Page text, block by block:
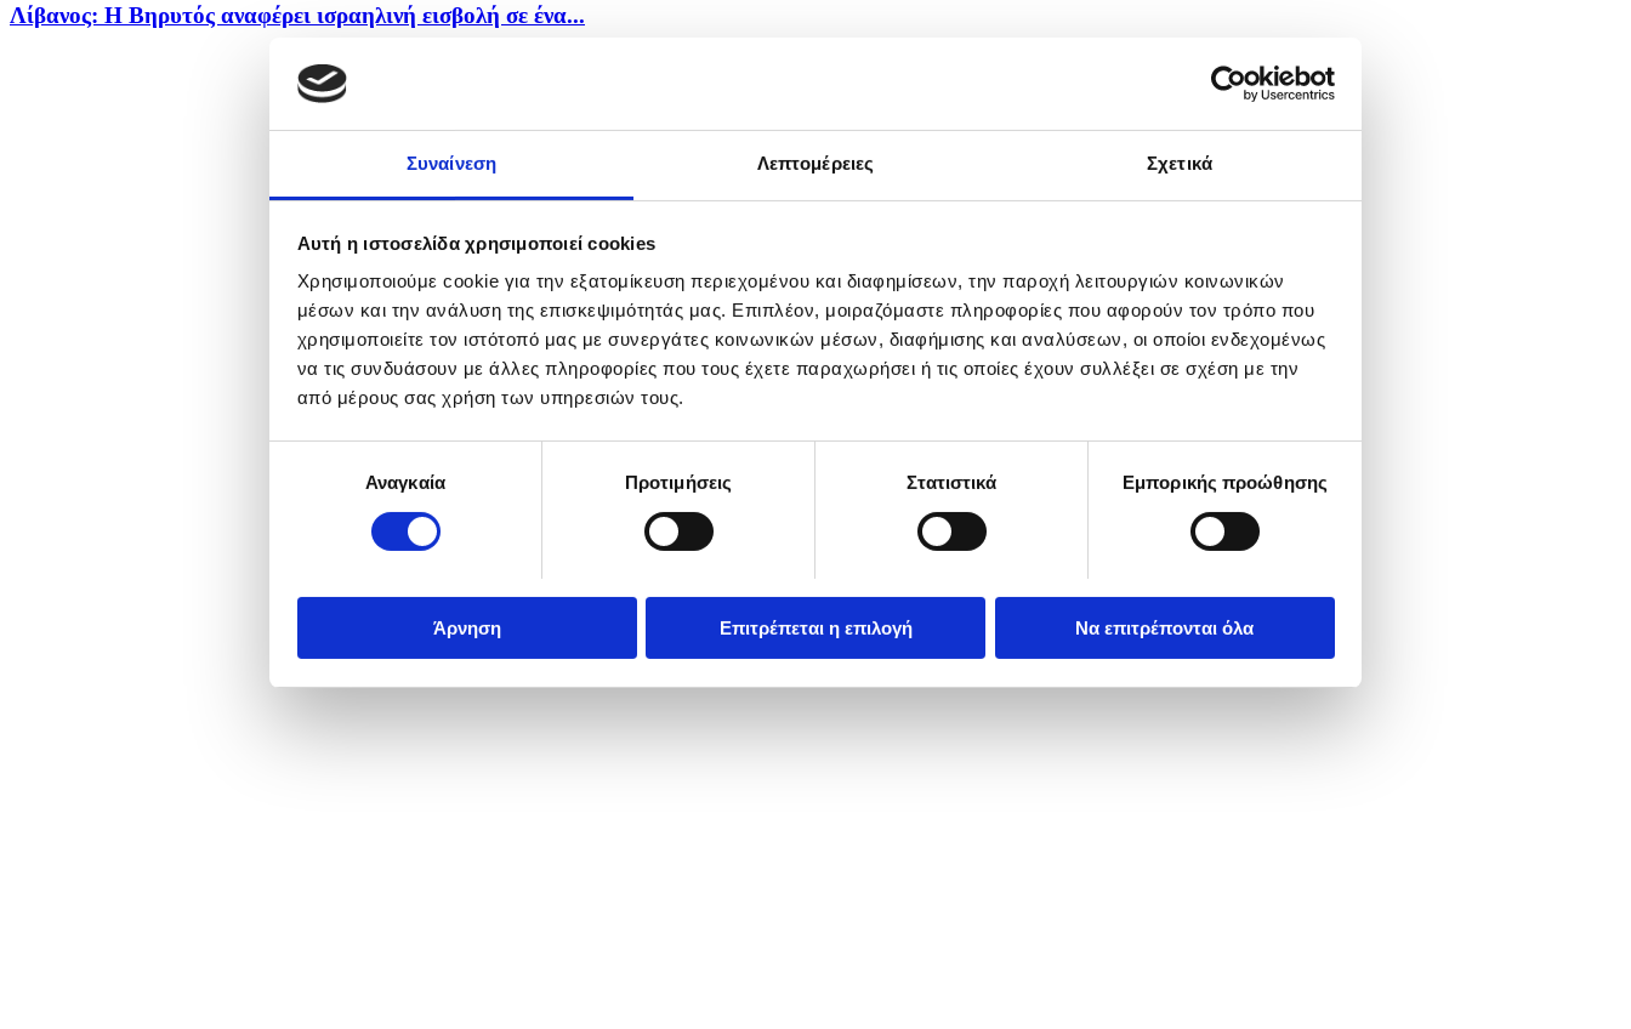
Συναίνεση Λεπτομέρειες Σχετικά
Αυτή η ιστοσελίδα χρησιμοποιεί cookies
Χρησιμοποιούμε cookie για την εξατομίκευση περιεχομένου και διαφημίσεων, την παροχή λειτουργιών κοινωνικών
μέσων και την ανάλυση της επισκεψιμότητάς μας. Επιπλέον, μοιραζόμαστε πληροφορίες που αφορούν τον τρόπο που
χρησιμοποιείτε τον ιστότοπό μας με συνεργάτες κοινωνικών μέσων, διαφήμισης και αναλύσεων, οι οποίοι ενδεχομένως
να τις συνδυάσουν με άλλες πληροφορίες που τους έχετε παραχωρήσει ή τις οποίες έχουν συλλέξει σε σχέση με την
από μέρους σας χρήση των υπηρεσιών τους.
συγκατάθεσηςΑναγκαία Προτιμήσεις Στατιστικά Εμπορικής προώθησης
Άρνηση Επιτρέπεται η επιλογή Να επιτρέπονται όλα
Λίβανος: Η Βηρυτός αναφέρει ισραηλινή εισβολή σε ένα...